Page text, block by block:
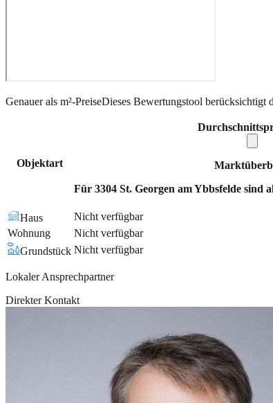
Genauer als m²-PreiseDieses Bewertungstool berücksichtigt
Objektart
Für 3304 St. Georgen am Ybbsfelde sind
Haus
Nicht verfügbar
Wohnung
Nicht verfügbar
Grundstück Nicht verfügbar
Lokaler Ansprechpartner
Direkter Kontakt